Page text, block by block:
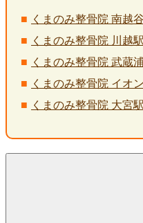
くまのみ整骨院 南越
くまのみ整骨院 川越
くまのみ整骨院 武蔵
くまのみ整骨院 イオ
くまのみ整骨院 大宮